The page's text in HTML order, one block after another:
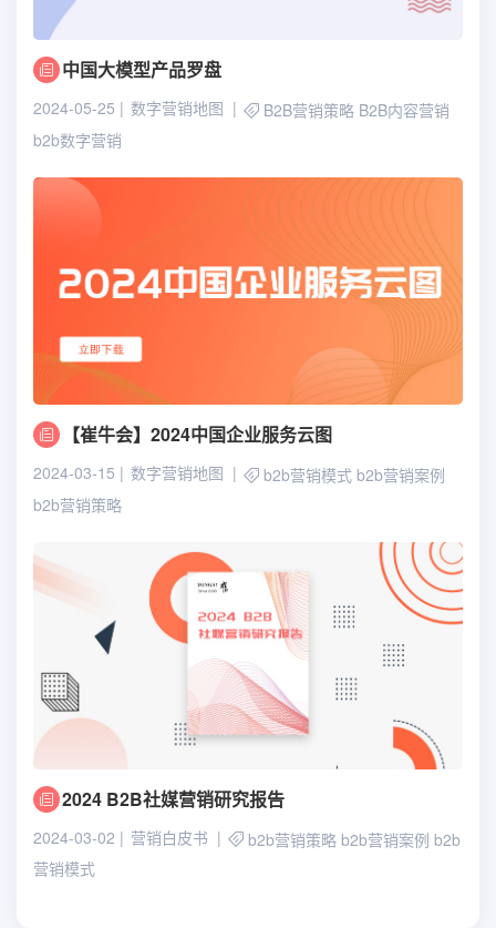
中国大模型产品罗盘
2024-05-25 数字营销地图 B2B营销策略 B2B内容营销
b2b数字营销
【崔牛会】2024中国企业服务云图
2024-03-15 数字营销地图 b2b营销模式 b2b营销案例
b2b营销策略
2024 B2B社媒营销研究报告
2024-03-02 营销白皮书 b2b营销策略 b2b营销案例 b2b
营销模式